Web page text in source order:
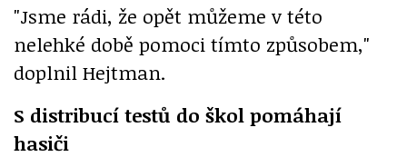
"Jsme rádi, že opět můžeme v této
nelehké době pomoci tímto způsobem,"
doplnil Hejtman.
S distribucí testů do škol pomáhají
hasiči